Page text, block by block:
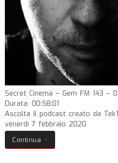
Secret Cinema – Gem FM 143 –
Durata: 00:58:01
Ascolta il podcast creato da
venerdì 7 febbraio 2020
Continua